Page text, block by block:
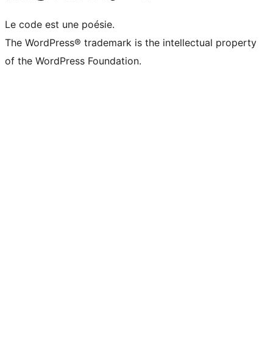
Le code est une poésie.
The WordPress® trademark is the intellectual property
of the WordPress Foundation.